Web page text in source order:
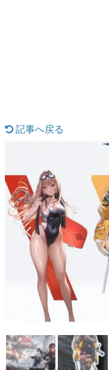
『うつヌケ
一先生によ
なんで
ゲーム開発
具体的な形
です。
ゲームが
「経験値」
の起源や用
イニーP氏が
カテゴリ
特集記事
マンガ
女性向け
記事へ戻る